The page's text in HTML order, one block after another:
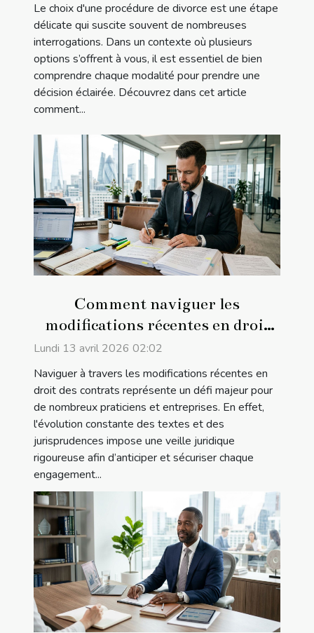
Le choix d'une procédure de divorce est une étape
délicate qui suscite souvent de nombreuses
interrogations. Dans un contexte où plusieurs
options s’offrent à vous, il est essentiel de bien
comprendre chaque modalité pour prendre une
décision éclairée. Découvrez dans cet article
comment...
Comment naviguer les
modifications récentes en droit
des contrats ?
Lundi 13 avril 2026 02:02
Naviguer à travers les modifications récentes en
droit des contrats représente un défi majeur pour
de nombreux praticiens et entreprises. En effet,
l'évolution constante des textes et des
jurisprudences impose une veille juridique
rigoureuse afin d’anticiper et sécuriser chaque
engagement...